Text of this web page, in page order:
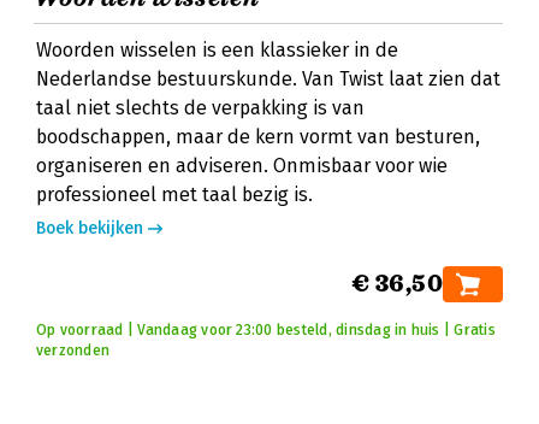
Woorden wisselen is een klassieker in de
Nederlandse bestuurskunde. Van Twist laat zien dat
taal niet slechts de verpakking is van
boodschappen, maar de kern vormt van besturen,
organiseren en adviseren. Onmisbaar voor wie
professioneel met taal bezig is.
Boek bekijken
€ 36,50
Op voorraad | Vandaag voor 23:00 besteld, dinsdag in huis | Gratis
verzonden